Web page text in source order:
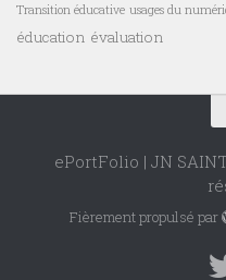
Transition éducative usages du
éducation évaluation
ePortFolio | JN
Fièrement propulsé par